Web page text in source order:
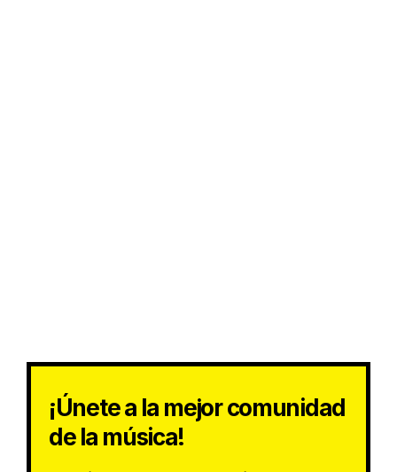
¡Únete a la mejor comunidad
de la música!